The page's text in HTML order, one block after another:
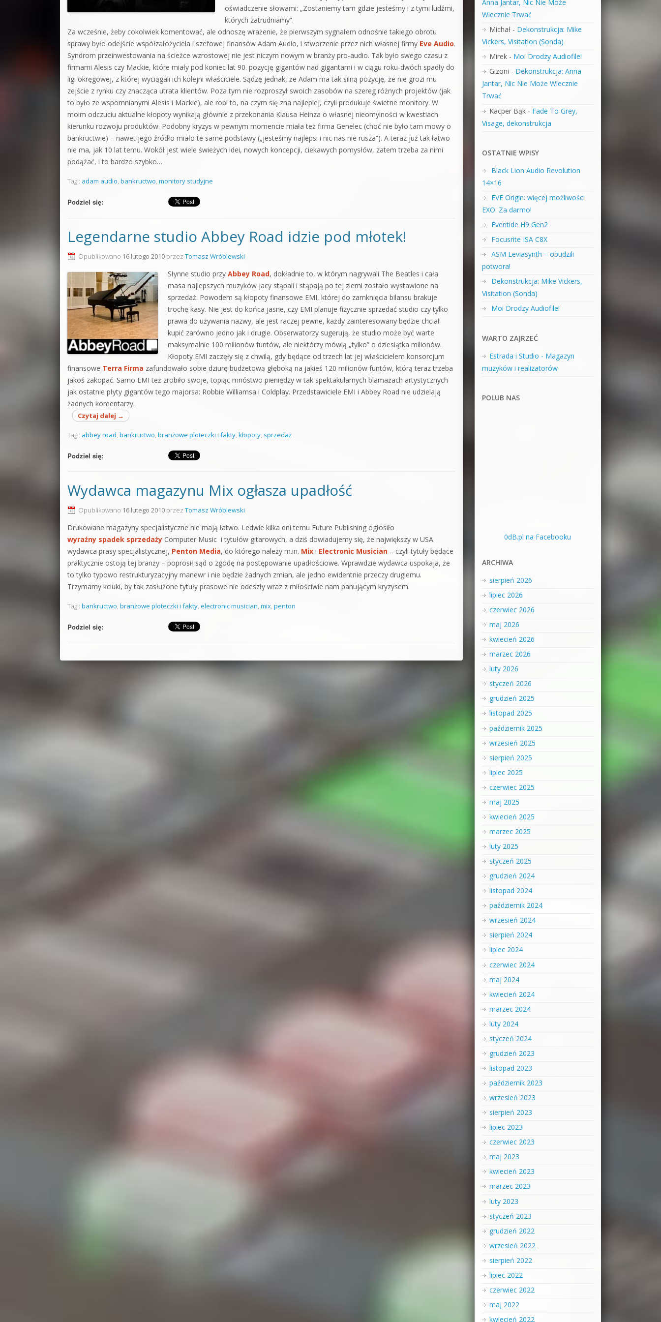
oświadczenie słowami: „Zostaniemy tam gdzie jesteśmy i z tymi ludźmi,
których zatrudniamy”.
Za wcześnie, żeby cokolwiek komentować, ale odnoszę wrażenie, że pierwszym sygnałem odnośnie takiego obrotu
sprawy było odejście współzałożyciela i szefowej finansów Adam Audio, i stworzenie przez nich własnej firmy Eve Audio.
Syndrom przeinwestowania na ścieżce wzrostowej nie jest niczym nowym w branży pro-audio. Tak było swego czasu z
firmami Alesis czy Mackie, które miały pod koniec lat 90. pozycję gigantów nad gigantami i w ciągu roku-dwóch spadły do
ligi okręgowej, z której wyciągali ich kolejni właściciele. Sądzę jednak, że Adam ma tak silną pozycję, że nie grozi mu
zejście z rynku czy znacząca utrata klientów. Poza tym nie rozproszył swoich zasobów na szereg różnych projektów (jak
to było ze wspomnianymi Alesis i Mackie), ale robi to, na czym się zna najlepiej, czyli produkuje świetne monitory. W
moim odczuciu aktualne kłopoty wynikają głównie z przekonania Klausa Heinza o własnej nieomylności w kwestiach
kierunku rozwoju produktów. Podobny kryzys w pewnym momencie miała też firma Genelec (choć nie było tam mowy o
bankructwie) – nawet jego źródło miało te same podstawy („jesteśmy najlepsi i nic nas nie rusza”). A teraz już tak łatwo
nie ma, jak 10 lat temu. Wokół jest wiele świeżych idei, nowych koncepcji, ciekawych pomysłów, zatem trzeba za nimi
podążać, i to bardzo szybko…
Tagi: adam audio, bankructwo, monitory studyjne
Podziel się:
Legendarne studio Abbey Road idzie pod młotek!
Opublikowano 16 lutego 2010 przez Tomasz Wróblewski
Słynne studio przy Abbey Road, dokładnie to, w którym nagrywali The Beatles i cała
masa najlepszych muzyków jacy stąpali i stąpają po tej ziemi zostało wystawione na
sprzedaż. Powodem są kłopoty finansowe EMI, której do zamknięcia bilansu brakuje
trochę kasy. Nie jest do końca jasne, czy EMI planuje fizycznie sprzedać studio czy tylko
prawa do używania nazwy, ale jest raczej pewne, każdy zainteresowany będzie chciał
kupić zarówno jedno jak i drugie. Obserwatorzy sugerują, że studio może być warte
maksymalnie 100 milionów funtów, ale niektórzy mówią „tylko” o dziesiątka milionów.
Kłopoty EMI zaczęły się z chwilą, gdy będące od trzech lat jej właścicielem konsorcjum
finansowe Terra Firma zafundowało sobie dziurę budżetową głęboką na jakieś 120 milionów funtów, którą teraz trzeba
jakoś zakopać. Samo EMI też zrobiło swoje, topiąc mnóstwo pieniędzy w tak spektakularnych blamażach artystycznych
jak ostatnie płyty gigantów tego majorsa: Robbie Williamsa i Coldplay. Przedstawiciele EMI i Abbey Road nie udzielają
żadnych komentarzy.
Czytaj dalej →
Tagi: abbey road, bankructwo, branżowe ploteczki i fakty, kłopoty, sprzedaż
Podziel się:
Wydawca magazynu Mix ogłasza upadłość
Opublikowano 16 lutego 2010 przez Tomasz Wróblewski
Drukowane magazyny specjalistyczne nie mają łatwo. Ledwie kilka dni temu Future Publishing ogłosiło
wyraźny spadek sprzedaży Computer Music i tytułów gitarowych, a dziś dowiadujemy się, że największy w USA
wydawca prasy specjalistycznej, Penton Media, do którego należy m.in. Mix i Electronic Musician – czyli tytuły będące
praktycznie ostoją tej branży – poprosił sąd o zgodę na postępowanie upadłościowe. Wprawdzie wydawca uspokaja, że
to tylko typowo restrukturyzacyjny manewr i nie będzie żadnych zmian, ale jedno ewidentnie przeczy drugiemu.
Trzymamy kciuki, by tak zasłużone tytuły prasowe nie odeszły wraz z miłościwie nam panującym kryzysem.
Tagi: bankructwo, branżowe ploteczki i fakty, electronic musician, mix, penton
Podziel się:
Anna Jantar, Nic Nie Może
Wiecznie Trwać
Michał- Dekonstrukcja: Mike
Vickers, Visitation (Sonda)
Mirek- Moi Drodzy Audiofile!
Gizoni - Dekonstrukcja: Anna
Jantar, Nic Nie Może Wiecznie
Trwać
Kacper Bąk- Fade To Grey,
Visage, dekonstrukcja
OSTATNIE WPISY
Black Lion Audio Revolution
14×16
EVE Origin: więcej możliwości
EXO. Za darmo!
Eventide H9 Gen2
Focusrite ISA C8X
ASM Leviasynth – obudzili
potwora!
Dekonstrukcja: Mike Vickers,
Visitation (Sonda)
Moi Drodzy Audiofile!
WARTO ZAJRZEĆ
Estrada i Studio - Magazyn
muzyków i realizatorów
POLUB NAS
0dB.pl na Facebooku
ARCHIWA
sierpień 2026
lipiec 2026
czerwiec 2026
maj 2026
kwiecień 2026
marzec 2026
luty 2026
styczeń 2026
grudzień 2025
listopad 2025
październik 2025
wrzesień 2025
sierpień 2025
lipiec 2025
czerwiec 2025
maj 2025
kwiecień 2025
marzec 2025
luty 2025
styczeń 2025
grudzień 2024
listopad 2024
październik 2024
wrzesień 2024
sierpień 2024
lipiec 2024
czerwiec 2024
maj 2024
kwiecień 2024
marzec 2024
luty 2024
styczeń 2024
grudzień 2023
listopad 2023
październik 2023
wrzesień 2023
sierpień 2023
lipiec 2023
czerwiec 2023
maj 2023
kwiecień 2023
marzec 2023
luty 2023
styczeń 2023
grudzień 2022
wrzesień 2022
sierpień 2022
lipiec 2022
czerwiec 2022
maj 2022
kwiecień 2022